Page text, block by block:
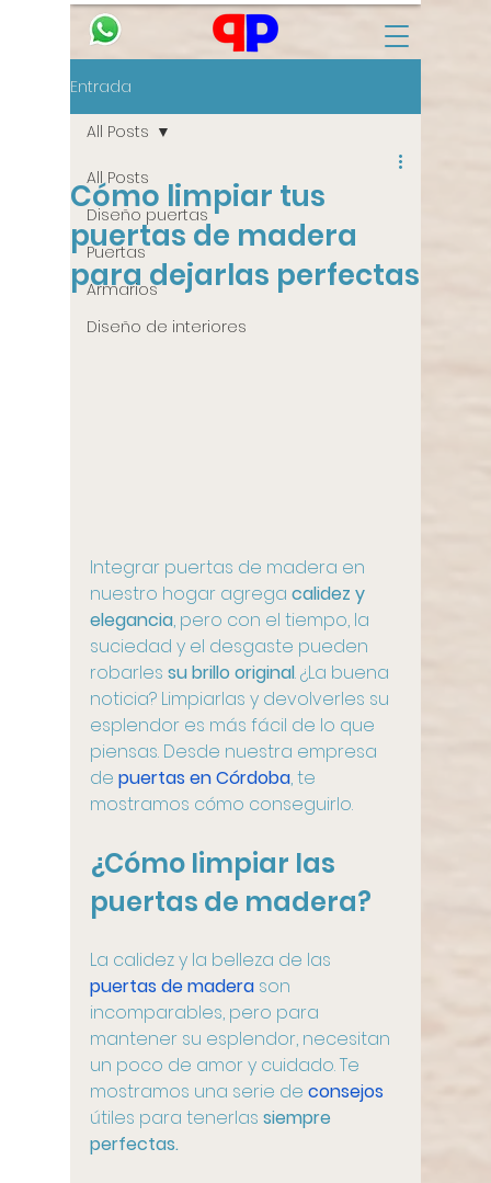
Entrada
All Posts
Diseño puertas
Puertas
Armarios
Diseño de interiores
All Posts
Cómo limpiar tus
puertas de madera
para dejarlas perfectas
Integrar puertas de madera en
nuestro hogar agrega calidez y
elegancia, pero con el tiempo, la
suciedad y el desgaste pueden
robarles su brillo original. ¿La buena
noticia? Limpiarlas y devolverles su
esplendor es más fácil de lo que
piensas. Desde nuestra empresa
de puertas en Córdoba, te
mostramos cómo conseguirlo.
¿Cómo limpiar las
puertas de madera?
La calidez y la belleza de las
puertas de madera son
incomparables, pero para
mantener su esplendor, necesitan
un poco de amor y cuidado. Te
mostramos una serie de consejos
útiles para tenerlas siempre
perfectas.